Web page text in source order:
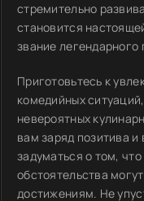
стремительно
становится
звание легендарного
Приготовьтесь к
комедийных
невероятных
вам заряд позитива и
задуматься о том,
обстоятельства
достижениям. Не